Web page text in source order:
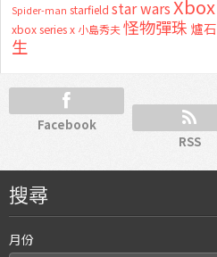
Spider-man starfield star wars Xbox
xbox series x 小島秀夫怪物彈珠 爐石
生
Facebook
RSS
搜尋
月份